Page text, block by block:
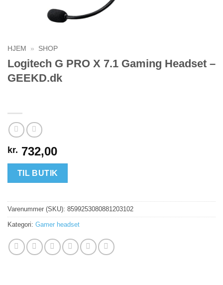
HJEM » SHOP
Logitech G PRO X 7.1 Gaming Headset –
GEEKD.dk
kr. 732,00
TIL BUTIK
Varenummer (SKU): 8599253080881203102
Kategori: Gamer headset